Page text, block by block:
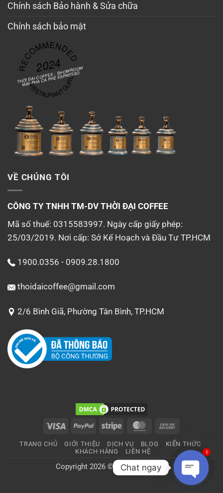
Chính sách Bảo hành & Sửa chữa
Chính sách bảo mật
RECOMMENDED
2024
THỜI ĐẠI COFFEE - SHOWROOM
MÁY PHA CÀ PHÊ ESPRESSO
RESTAURANT GURU
VỀ CHÚNG TÔI
CÔNG TY TNHH TM-DV THỜI ĐẠI COFFEE
Mã số thuế: 0315583997. Ngày cấp giấy phép:
25/03/2019. Nơi cấp: Sở Kế Hoạch và Đầu Tư TP.HCM
1900.0356 - 0909.28.1800
thoidaicoffee@gmail.com
2/6 Bình Giã, Phường Tân Bình, TP.HCM
Visa PayPal Stripe MasterCard
Delivery
TRANG CHỦ GIỚI THIỆU DỊCH VỤ BLOG
KIẾN THỨC
KHÁCH HÀNG
LIÊN HỆ
Copyright 2026 © Thời Đại Coffee
Chat ngay
1